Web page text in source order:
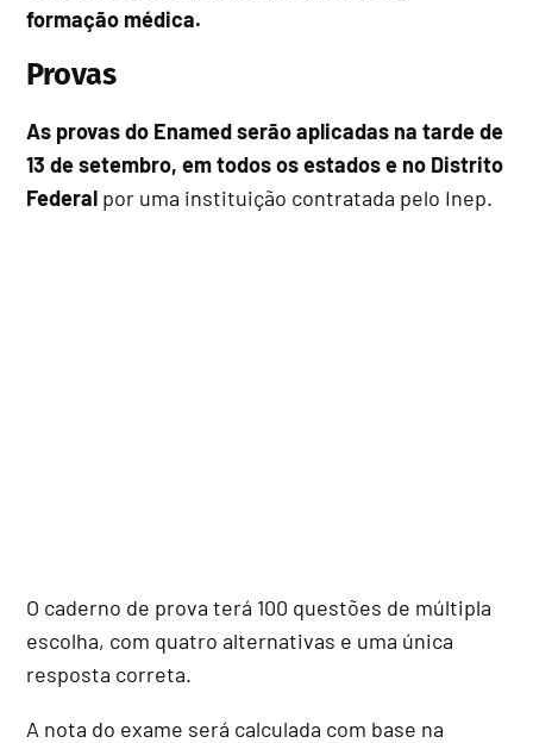
formação médica.
Provas
As provas do Enamed serão aplicadas na tarde de
13 de setembro, em todos os estados e no Distrito
Federal por uma instituição contratada pelo Inep.
O caderno de prova terá 100 questões de múltipla
escolha, com quatro alternativas e uma única
resposta correta.
A nota do exame será calculada com base na